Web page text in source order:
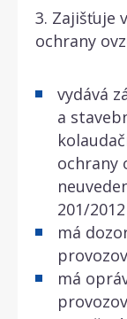
3. Zajišťuje
ochrany
vydává
a
ochrany
201/
má
má